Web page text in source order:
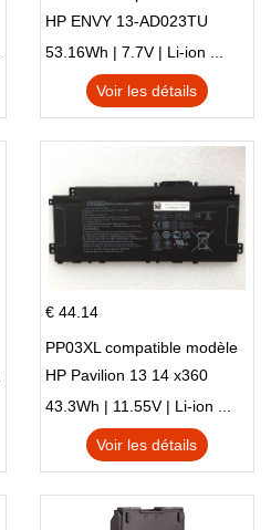
HP ENVY 13-AD023TU
HSTNN-DB8C 921438-855
TPN-I128
53.16Wh | 7.7V | Li-ion ...
Voir les détails
€ 44.14
PP03XL compatible modèle
HP Pavilion 13 14 x360
L83388-AC1 L83388-421
HSTNN-LB8S M01118-421
M01144-005 13-BB 14-DV
43.3Wh | 11.55V | Li-ion ...
Voir les détails